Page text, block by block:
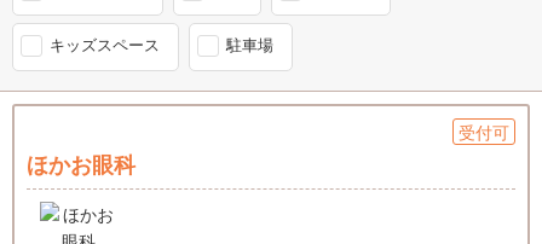
キッズスペース 駐車場
受付可
ほかお眼科